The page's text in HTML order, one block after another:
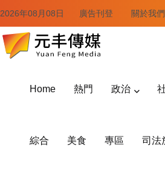
2026年08月08日 廣告刊登 關於我們
Home 熱門 政治
綜合 美食 專區 司法